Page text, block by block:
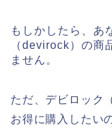
もしかしたら、あ
（devirock）の商
ません。
ただ、デビロック
お得に購入したい